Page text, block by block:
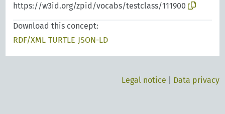
https://w3id.org/zpid/vocabs/testclass/111900
Download this concept:
RDF/XML TURTLE JSON-LD
Legal notice Data privacy